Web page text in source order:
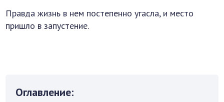
Правда жизнь в нем постепенно угасла, и место
пришло в запустение.
Оглавление: